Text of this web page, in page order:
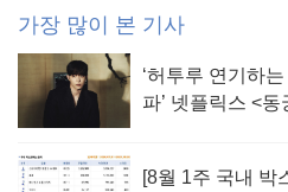
가장 많이 본 기사
‘허투루 연기하
파’ 넷플릭스 <동
[8월 1주 국내 박